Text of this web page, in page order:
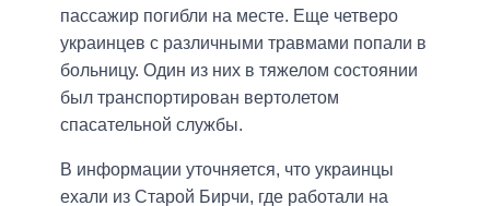
пассажир погибли на месте. Еще четверо
украинцев с различными травмами попали в
больницу. Один из них в тяжелом состоянии
был транспортирован вертолетом
спасательной службы.
В информации уточняется, что украинцы
ехали из Старой Бирчи, где работали на